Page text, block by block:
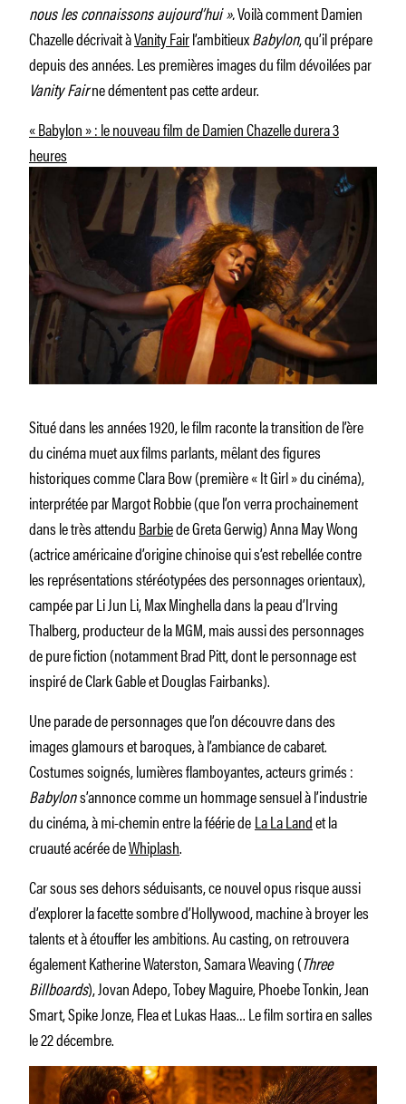
nous les connaissons aujourd’hui ».Voilà comment Damien
Chazelle décrivait àVanity Fairl’ambitieuxBabylon, qu’il prépare
depuis des années. Les premières images du film dévoilées par
Vanity Fairne démentent pas cette ardeur.
« Babylon » : le nouveau film de Damien Chazelle durera 3
heures
Situé dans les années 1920, le film raconte la transition de l’ère
du cinéma muet aux films parlants, mêlant des figures
historiques comme Clara Bow (première « It Girl » du cinéma),
interprétée par Margot Robbie (que l’on verra prochainement
dans le très attenduBarbiede Greta Gerwig) Anna May Wong
(actrice américaine d’origine chinoise qui s’est rebellée contre
les représentations stéréotypées des personnages orientaux),
campée par Li Jun Li, Max Minghella dans la peau d’Irving
Thalberg, producteur de la MGM, mais aussi des personnages
de pure fiction (notamment Brad Pitt, dont le personnage est
inspiré de Clark Gable et Douglas Fairbanks).
Une parade de personnages que l’on découvre dans des
images glamours et baroques, à l’ambiance de cabaret.
Costumes soignés, lumières flamboyantes, acteurs grimés :
Babylons’annonce comme un hommage sensuel à l’industrie
du cinéma, à mi-chemin entre la féérie deLa La Landet la
cruauté acérée deWhiplash.
Car sous ses dehors séduisants, ce nouvel opus risque aussi
d’explorer la facette sombre d’Hollywood, machine à broyer les
talents et à étouffer les ambitions. Au casting, on retrouvera
également Katherine Waterston, Samara Weaving (Three
Billboards), Jovan Adepo, Tobey Maguire, Phoebe Tonkin, Jean
Smart, Spike Jonze, Flea et Lukas Haas… Le film sortira en salles
le 22 décembre.